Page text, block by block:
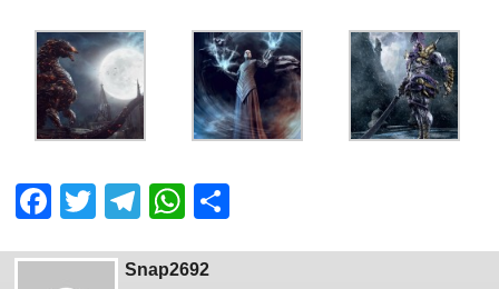
Facebook
TwitterTelegram
WhatsApp
Snap2692